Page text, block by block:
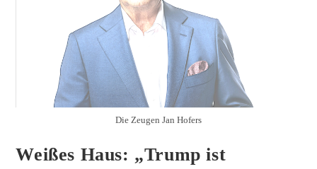
Die Zeugen Jan Hofers
Weißes Haus: „Trump ist